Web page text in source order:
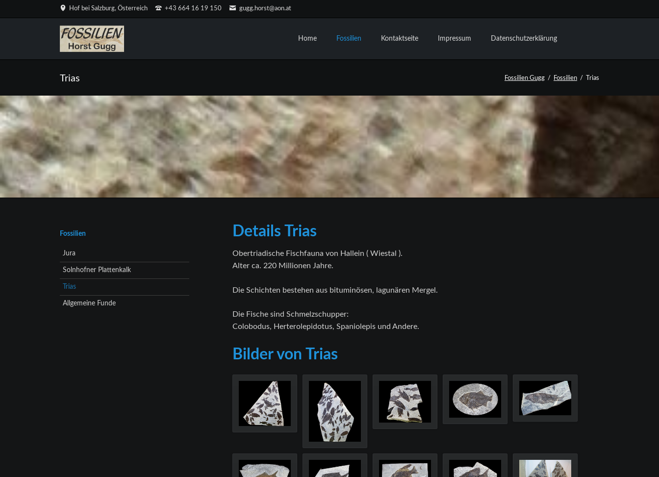
Hof bei Salzburg, Österreich +43 664 16 19 150 gugg.horst@aon.at
Home Fossilien
Allgemeine Funde
Kontaktseite Impressum Datenschutzerklärung
Trias Fossilien Gugg Fossilien Trias
Details Trias
Obertriadische Fischfauna von Hallein ( Wiestal ).
Alter ca. 220 Millionen Jahre.
Die Schichten bestehen aus bituminösen, lagunären Mergel.
Die Fische sind Schmelzschupper:
Colobodus, Herterolepidotus, Spaniolepis und Andere.
Bilder von Trias
Navigation
Fossilien
Jura
Solnhofner Plattenkalk
Trias
Allgemeine Funde